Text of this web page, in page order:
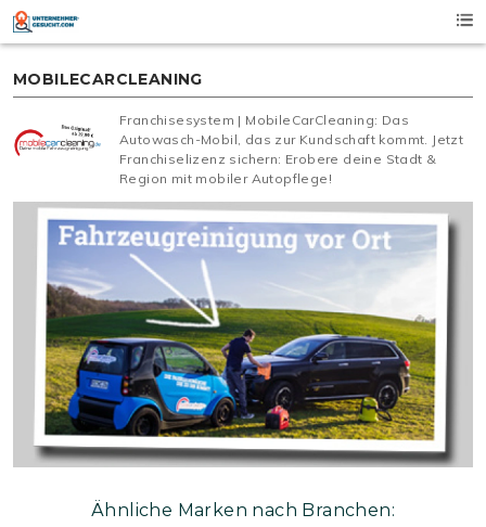
Skip
content
MOBILECARCLEANING
Franchisesystem | MobileCarCleaning: Das
Autowasch-Mobil, das zur Kundschaft kommt. Jetzt
Franchiselizenz sichern: Erobere deine Stadt &
Region mit mobiler Autopflege!
Ähnliche Marken nach Branchen: